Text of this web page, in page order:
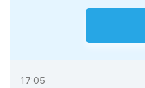
17:05